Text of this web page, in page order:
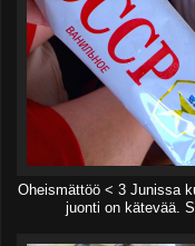
Oheismättöö < 3 Junissa
juonti on kätevää.